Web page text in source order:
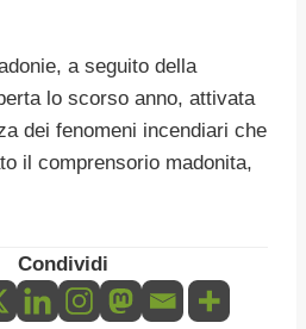
a seguito della
lo scorso anno, attivata
dei fenomeni incendiari che
il comprensorio madonita,
Condividi